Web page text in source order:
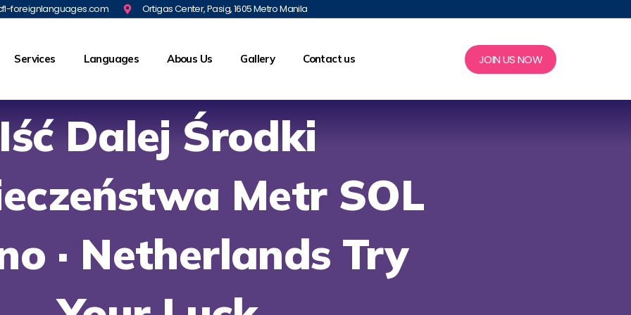
foreignlanguages.com Ortigas Center, Pasig, 1605 Metro Manila
Services Languages Abous Us Gallery Contact us JOIN US NOW
Dalej Środki
Metr SOL
· Netherlands Try